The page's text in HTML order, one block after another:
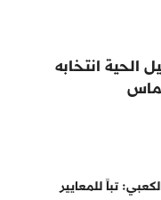
الحية انتخابه
تباً للمعايير